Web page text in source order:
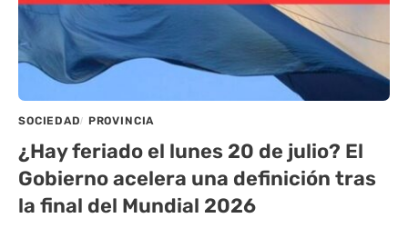
SOCIEDAD PROVINCIA
¿Hay feriado el lunes 20 de julio? El
Gobierno acelera una definición tras
la final del Mundial 2026